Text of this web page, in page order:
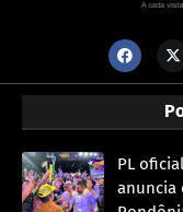
PL
anuncia